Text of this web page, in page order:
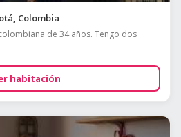
Colombia
de 34 años. Tengo dos
habitación